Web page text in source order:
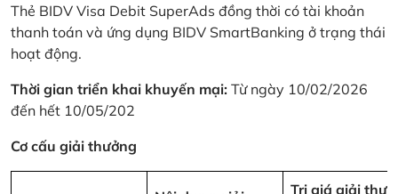
Thẻ BIDV Visa Debit SuperAds đồng thời có tài khoản
thanh toán và ứng dụng BIDV SmartBanking ở trạng thái
hoạt động.
Thời gian triển khai khuyến mại: Từ ngày 10/02/2026
đến hết 10/05/202
Cơ cấu giải thưởng
Trị giá giải